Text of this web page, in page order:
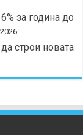
за година до
строи новата